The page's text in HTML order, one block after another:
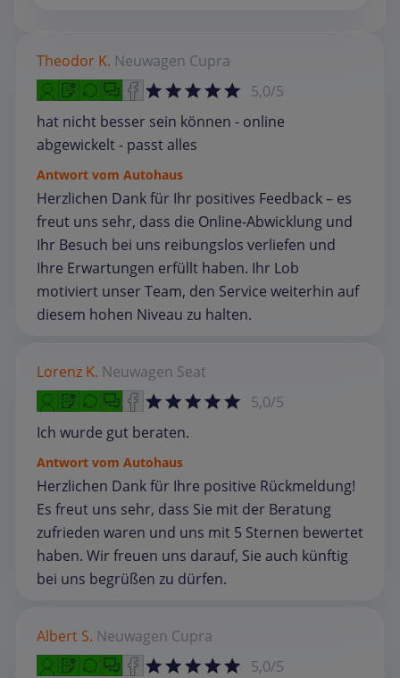
Theodor K. Neuwagen Cupra
5,0/5
hat nicht besser sein können - online
abgewickelt - passt alles
Antwort vom Autohaus
Herzlichen Dank für Ihr positives Feedback – es
freut uns sehr, dass die Online‑Abwicklung und
Ihr Besuch bei uns reibungslos verliefen und
Ihre Erwartungen erfüllt haben. Ihr Lob
motiviert unser Team, den Service weiterhin auf
diesem hohen Niveau zu halten.
Lorenz K. Neuwagen Seat
5,0/5
Ich wurde gut beraten.
Antwort vom Autohaus
Herzlichen Dank für Ihre positive Rückmeldung!
Es freut uns sehr, dass Sie mit der Beratung
zufrieden waren und uns mit 5 Sternen bewertet
haben. Wir freuen uns darauf, Sie auch künftig
bei uns begrüßen zu dürfen.
Albert S. Neuwagen Cupra
5,0/5